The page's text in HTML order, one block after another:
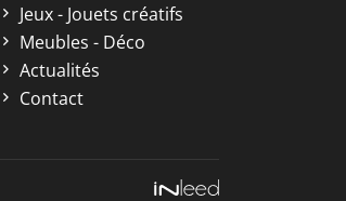
Jeux - Jouets créatifs
Meubles - Déco
Actualités
Contact